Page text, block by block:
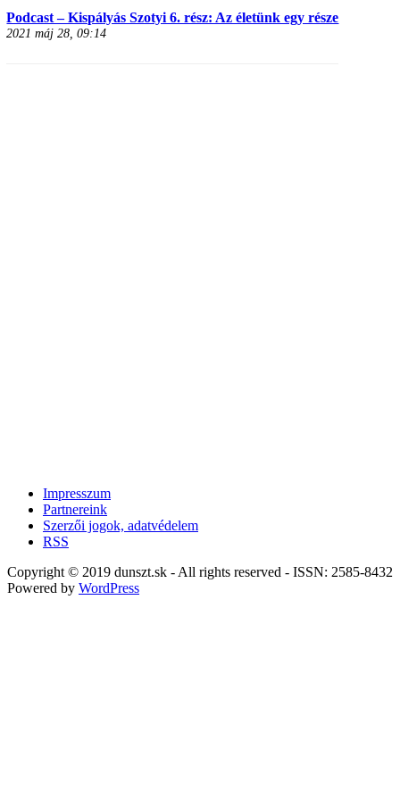
Podcast – Kispályás Szotyi 6. rész: Az életünk egy része
2021 máj 28, 09:14
Impresszum
Partnereink
Szerzői jogok, adatvédelem
RSS
Copyright © 2019 dunszt.sk - All rights reserved - ISSN: 2585-8432
Powered by WordPress